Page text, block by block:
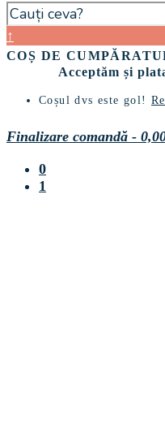
Search
for:
Close
Search
Window
↑
COȘ DE
Acceptăm și
Coșul dvs este gol!
Finalizare comandă -
0
1